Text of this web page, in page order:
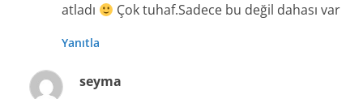
atladı
Çok tuhaf.Sadece bu değil dahası var
Yanıtla
seyma